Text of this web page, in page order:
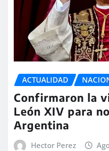
ACTUALIDAD
Confirmaron la
León XIV para
Argentina
Hector Perez